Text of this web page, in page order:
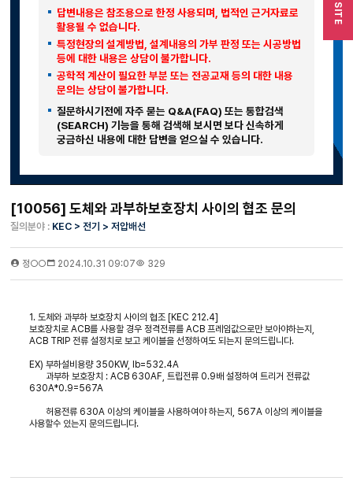
SITE
답변내용은 참조용으로 한정 사용되며, 법적인 근거자료로
활용될 수 없습니다.
특정현장의 설계방법, 설계내용의 가부 판정 또는 시공방법
등에 대한 내용은 상담이 불가합니다.
공학적 계산이 필요한 부분 또는 전공교재 등의 대한 내용
문의는 상담이 불가합니다.
질문하시기전에 자주 묻는 Q&A(FAQ) 또는 통합검색
(SEARCH) 기능을 통해 검색해 보시면 보다 신속하게
궁금하신 내용에 대한 답변을 얻으실 수 있습니다.
[10056] 도체와 과부하보호장치 사이의 협조 문의
질의분야 : KEC > 전기 > 저압배선
정○○ 2024.10.31 09:07 329
1. 도체와 과부하 보호장치 사이의 협조 [KEC 212.4]
보호장치로 ACB를 사용할 경우 정격전류를 ACB 프레임값으로만 보아야하는지,
ACB TRIP 전류 설정치로 보고 케이블을 선정하여도 되는지 문의드립니다.
EX) 부하설비용량 350KW, Ib=532.4A
과부하 보호장치 : ACB 630AF, 트립전류 0.9배 설정하여 트리거 전류값
630A*0.9=567A
허용전류 630A 이상의 케이블을 사용하여야 하는지, 567A 이상의 케이블을
사용할수 있는지 문의드립니다.